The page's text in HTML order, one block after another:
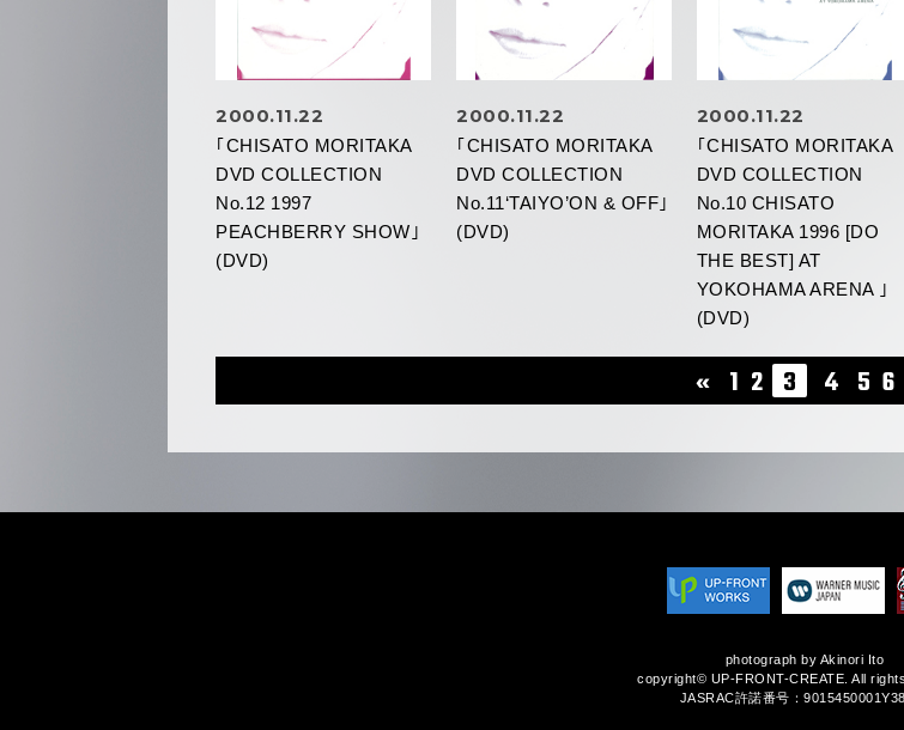
2000.11.22
｢CHISATO MORITAKA
DVD COLLECTION
No.12 1997
PEACHBERRY SHOW｣
(DVD)
2000.11.22
｢CHISATO MORITAKA
DVD COLLECTION
No.11‘TAIYO’ON & OFF｣
(DVD)
2000.11.22
｢CHISATO MORITAKA
DVD COLLECTION
No.10 CHISATO
MORITAKA 1996 [DO
THE BEST] AT
YOKOHAMA ARENA ｣
(DVD)
« 1 2 3 4 5 6
photograph by Akinori Ito
copyright© UP-FRONT-CREATE. All
JASRAC許諾番号：